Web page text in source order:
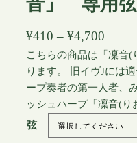
音」 専用弦
¥410 – ¥4,700
格
帯
:
¥
4
こちらの商品は「凜音(
ります。 旧イヴJには
ープ奏者の第一人者、
ッシュハープ「凜音(
弦